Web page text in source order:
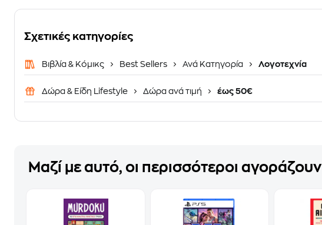
Σχετικές κατηγορίες
Βιβλία & Κόμικς Best Sellers Ανά Κατηγορία Λογοτεχνία
Δώρα & Είδη Lifestyle Δώρα ανά τιμή έως 50€
Μαζί με αυτό, οι περισσότεροι αγοράζουν